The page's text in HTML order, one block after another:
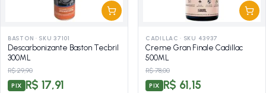
BASTON · SKU 37101
Descarbonizante Baston Tecbril
300ML
R$ 29,90
PIX R$ 17,91
CADILLAC · SKU 43937
Creme Gran Finale Cadillac
500ML
R$ 78,00
PIX R$ 61,15